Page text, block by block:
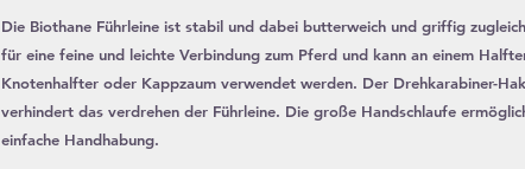
Die Biothane Führleine ist stabil und dabei butterweich und griffig
für eine feine und leichte Verbindung zum Pferd und kann an einem
Knotenhalfter oder Kappzaum verwendet werden. Der Drehkarabiner-
verhindert das verdrehen der Führleine. Die große Handschlaufe
einfache Handhabung.